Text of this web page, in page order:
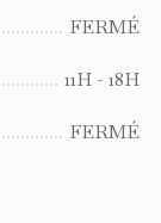
FERMÉ
11H - 18H
FERMÉ